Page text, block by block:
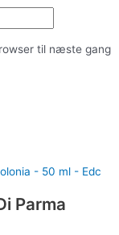
til næste gang
Parma